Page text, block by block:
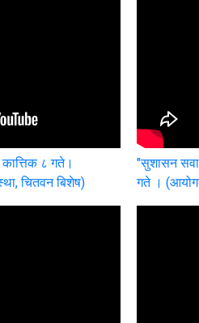
८ गते।
चितवन बिशेष)
"सुशासन
गते ।